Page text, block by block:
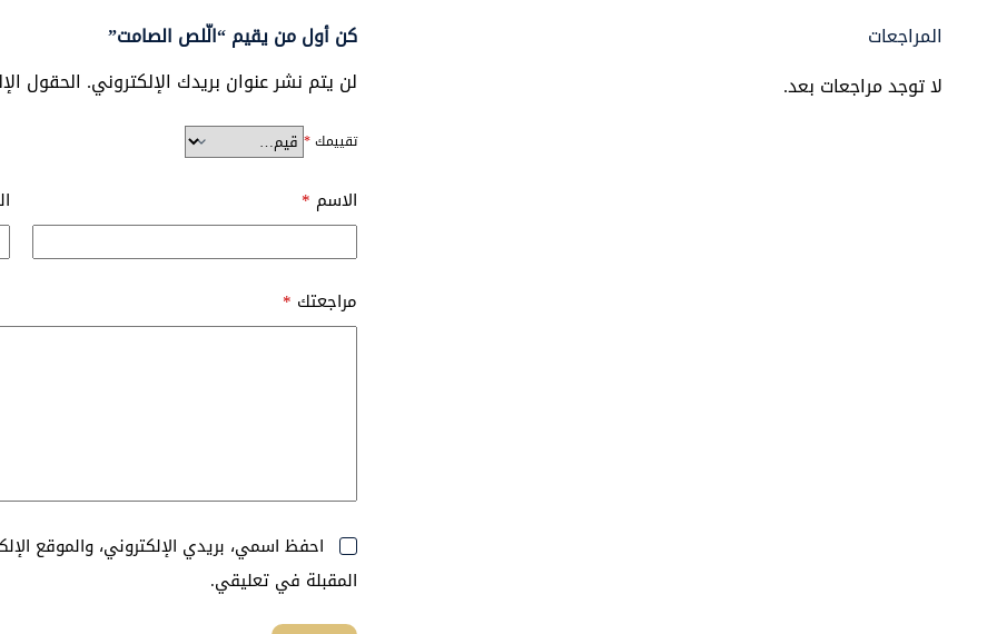
المراجعات
لا توجد مراجعات بعد.
كن أول من يقيم “الّلص الصامت”
لن يتم نشر عنوان بريدك الإلكتروني. الحقول
تقييمك*
الاسم *
مراجعتك *
احفظ اسمي، بريدي الإلكتروني، والموقع
المقبلة في تعليقي.